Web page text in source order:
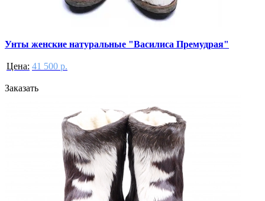
Унты женские натуральные "Василиса Премудрая"
Цена: 41 500 р.
Заказать